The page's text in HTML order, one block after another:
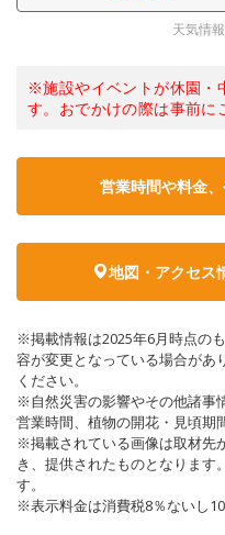
天気情
※施設やイベントが休園・
す。おでかけの際は事前に
営業時間や料金
地図・アクセス
※掲載情報は2025年6月時点の
容が変更となっている場合があ
ください。
※自然災害の影響やその他諸事
営業時間、植物の開花・見頃期
※掲載されている画像は取材先
き、提供されたものとなります
す。
※表示料金は消費税8％ないし10